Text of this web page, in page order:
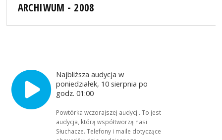
ARCHIWUM - 2008
Najbliższa audycja w
poniedziałek, 10 sierpnia po
godz. 01:00
Powtórka wczorajszej audycji. To jest
audycja, którą współtworzą nasi
Słuchacze. Telefony i maile dotyczące